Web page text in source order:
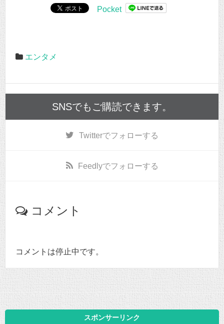
Pocket
エンタメ
SNSでもご購読できます。
Twitterでフォローする
Feedlyでフォローする
コメント
コメントは停止中です。
スポンサーリンク